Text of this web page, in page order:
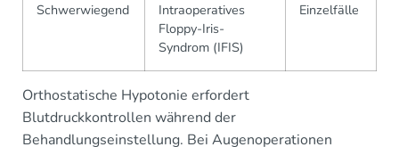
Schwerwiegend
Intraoperatives
Floppy-Iris-
Syndrom (IFIS)
Einzelfälle
Orthostatische Hypotonie erfordert
Blutdruckkontrollen während der
Behandlungseinstellung. Bei Augenoperationen